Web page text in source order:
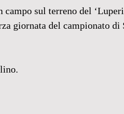
sul terreno del
giornata del campionato di